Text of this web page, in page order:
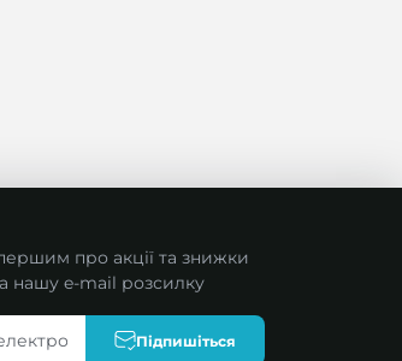
про акції та знижки
нашу e-mail розсилку
Підпишіться